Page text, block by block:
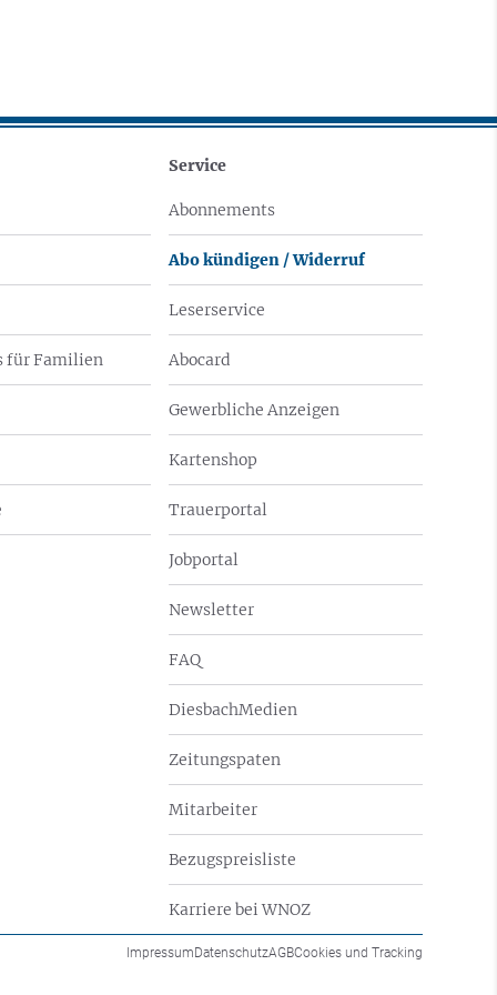
für Familien
Service
Abonnements
Abo kündigen / Widerruf
Leserservice
Abocard
Gewerbliche Anzeigen
Kartenshop
Trauerportal
Jobportal
Newsletter
FAQ
DiesbachMedien
Zeitungspaten
Mitarbeiter
Bezugspreisliste
Karriere bei WNOZ
ImpressumDatenschutzAGBCookies und Tracking